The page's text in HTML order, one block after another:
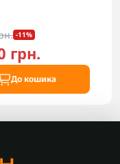
-11%
грн.
До кошика